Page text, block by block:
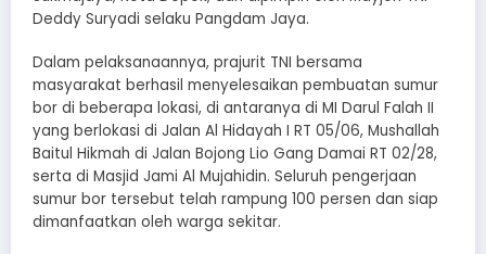
Deddy Suryadi selaku Pangdam Jaya.
Dalam pelaksanaannya, prajurit TNI bersama
masyarakat berhasil menyelesaikan pembuatan sumur
bor di beberapa lokasi, di antaranya di MI Darul Falah II
yang berlokasi di Jalan Al Hidayah I RT 05/06, Mushallah
Baitul Hikmah di Jalan Bojong Lio Gang Damai RT 02/28,
serta di Masjid Jami Al Mujahidin. Seluruh pengerjaan
sumur bor tersebut telah rampung 100 persen dan siap
dimanfaatkan oleh warga sekitar.